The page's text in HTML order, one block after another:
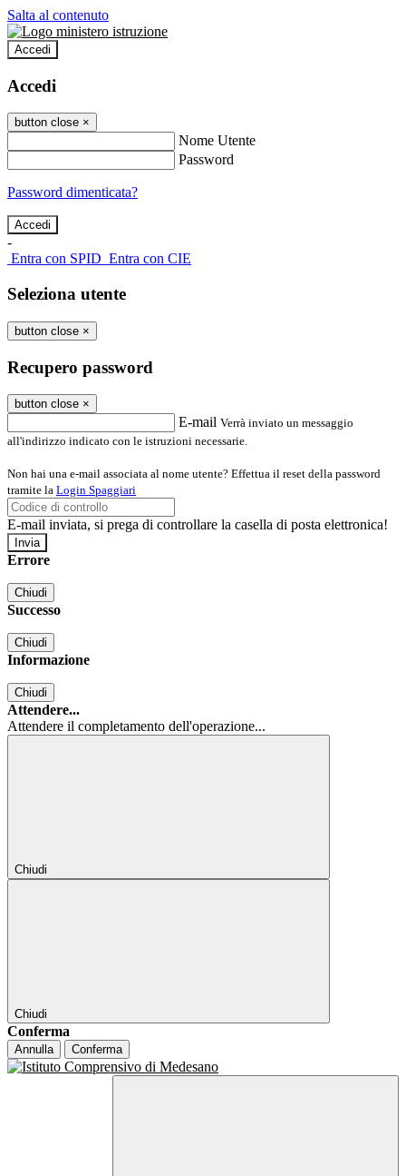
Salta al contenuto
Accedi
Accedi
button close ×
Nome Utente
Password
Password dimenticata?
-
Entra con SPID Entra con CIE
Seleziona utente
button close ×
Recupero password
button close ×
E-mail Verrà inviato un messaggio
all'indirizzo indicato con le istruzioni necessarie.
Non hai una e-mail associata al nome utente? Effettua il reset della password
tramite la Login Spaggiari
E-mail inviata, si prega di controllare la casella di posta elettronica!
Errore
Chiudi
Successo
Chiudi
Informazione
Chiudi
Attendere...
Attendere il completamento dell'operazione...
Chiudi
Chiudi
Conferma
Annulla Conferma